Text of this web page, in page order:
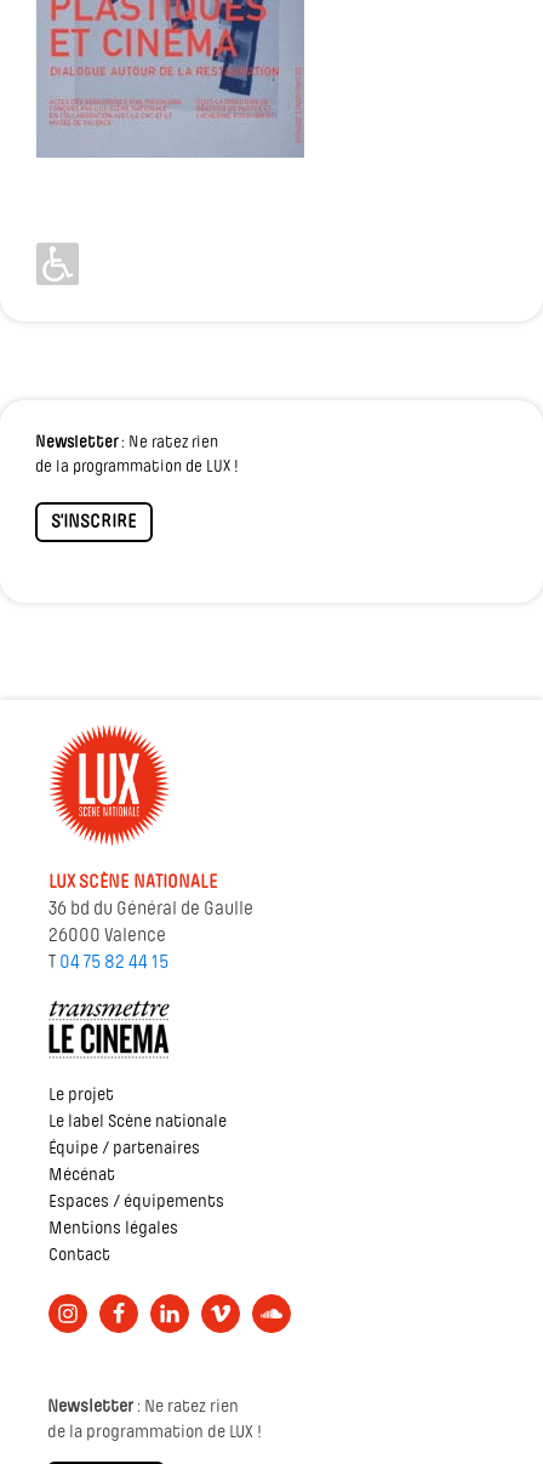
Newsletter: Ne ratez rien
de la programmation de LUX !
S'INSCRIRE
LUX SCÈNE NATIONALE
36 bd du Général de Gaulle
26000 Valence
T 04 75 82 44 15
Le projet
Le label Scène nationale
Équipe / partenaires
Mécénat
Espaces / équipements
Mentions légales
Contact
Newsletter: Ne ratez rien
de la programmation de LUX !